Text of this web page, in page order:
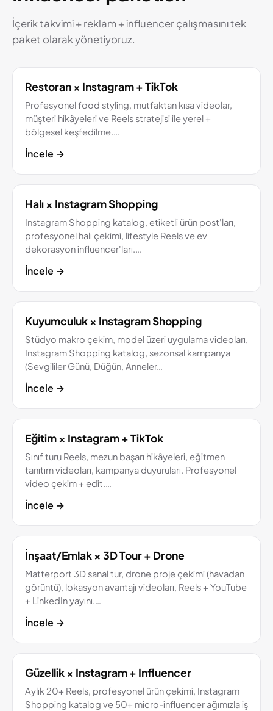
İçerik takvimi + reklam + influencer çalışmasını tek
paket olarak yönetiyoruz.
Restoran × Instagram + TikTok
Profesyonel food styling, mutfaktan kısa videolar,
müşteri hikâyeleri ve Reels stratejisi ile yerel +
bölgesel keşfedilme.…
İncele →
Halı × Instagram Shopping
Instagram Shopping katalog, etiketli ürün post'ları,
profesyonel halı çekimi, lifestyle Reels ve ev
dekorasyon influencer'ları.…
İncele →
Kuyumculuk × Instagram Shopping
Stüdyo makro çekim, model üzeri uygulama videoları,
Instagram Shopping katalog, sezonsal kampanya
(Sevgililer Günü, Düğün, Anneler…
İncele →
Eğitim × Instagram + TikTok
Sınıf turu Reels, mezun başarı hikâyeleri, eğitmen
tanıtım videoları, kampanya duyuruları. Profesyonel
video çekim + edit.…
İncele →
İnşaat/Emlak × 3D Tour + Drone
Matterport 3D sanal tur, drone proje çekimi (havadan
görüntü), lokasyon avantajı videoları, Reels + YouTube
+ LinkedIn yayını.…
İncele →
Güzellik × Instagram + Influencer
Aylık 20+ Reels, profesyonel ürün çekimi, Instagram
Shopping katalog ve 50+ micro-influencer ağımızla iş